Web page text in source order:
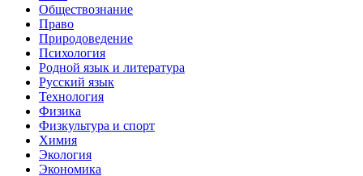
Обществознание
Право
Природоведение
Психология
Родной язык и литература
Русский язык
Технология
Физика
Физкультура и спорт
Химия
Экология
Экономика